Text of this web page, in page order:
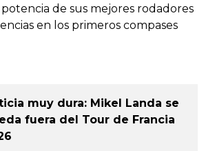
de sus mejores rodadores
en los primeros compases
muy dura: Mikel Landa se
fuera del Tour de Francia